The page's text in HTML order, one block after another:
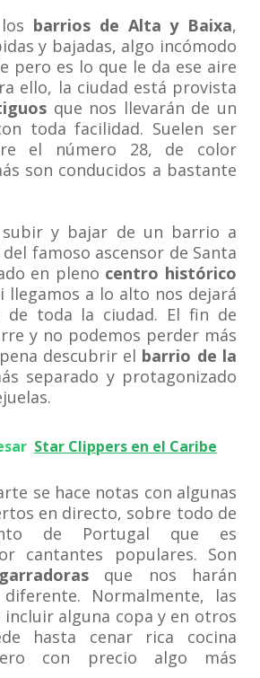
barrios de Alta y Baixa,
y bajadas, algo incómodo
pero es lo que le da ese aire
ello, la ciudad está provista
que nos llevarán de un
toda facilidad. Suelen ser
el número 28, de color
son conducidos a bastante
y bajar de un barrio a
famoso ascensor de Santa
en pleno centro histórico
llegamos a lo alto nos dejará
de toda la ciudad. El fin de
y no podemos perder más
descubrir el barrio de la
separado y protagonizado
Star Clippers en el Caribe
se hace notas con algunas
en directo, sobre todo de
de Portugal que es
cantantes populares. Son
que nos harán
Normalmente, las
incluir alguna copa y en otros
hasta cenar rica cocina
con precio algo más